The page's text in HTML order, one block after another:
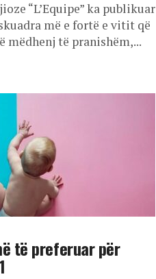
“L’Equipe” ka publikuar
më e fortë e vitit që
mëdhenj të pranishëm,...
të preferuar për